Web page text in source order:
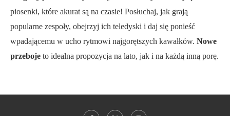
piosenki, które akurat są na czasie! Posłuchaj, jak grają
popularne zespoły, obejrzyj ich teledyski i daj się ponieść
wpadającemu w ucho rytmowi najgorętszych kawałków. Nowe
przeboje to idealna propozycja na lato, jak i na każdą inną porę.